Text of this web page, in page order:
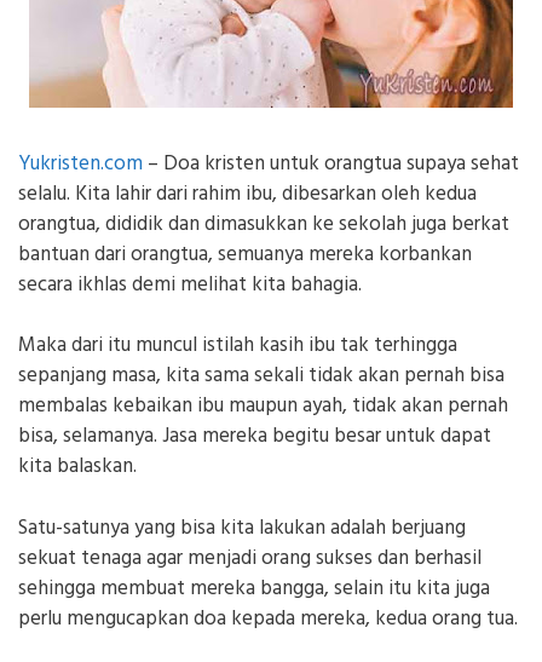
Yukristen.com – Doa kristen untuk orangtua supaya sehat
selalu. Kita lahir dari rahim ibu, dibesarkan oleh kedua
orangtua, dididik dan dimasukkan ke sekolah juga berkat
bantuan dari orangtua, semuanya mereka korbankan
secara ikhlas demi melihat kita bahagia.
Maka dari itu muncul istilah kasih ibu tak terhingga
sepanjang masa, kita sama sekali tidak akan pernah bisa
membalas kebaikan ibu maupun ayah, tidak akan pernah
bisa, selamanya. Jasa mereka begitu besar untuk dapat
kita balaskan.
Satu-satunya yang bisa kita lakukan adalah berjuang
sekuat tenaga agar menjadi orang sukses dan berhasil
sehingga membuat mereka bangga, selain itu kita juga
perlu mengucapkan doa kepada mereka, kedua orang tua.